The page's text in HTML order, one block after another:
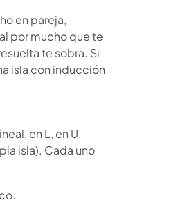
en pareja,
por mucho que te
te sobra. Si
isla con inducción
en L, en U,
isla). Cada uno